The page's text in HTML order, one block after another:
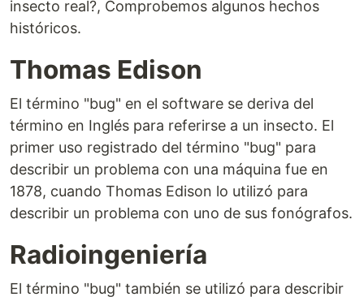
insecto real?, Comprobemos algunos hechos
históricos.
Thomas Edison
El término "bug" en el software se deriva del
término en Inglés para referirse a un insecto. El
primer uso registrado del término "bug" para
describir un problema con una máquina fue en
1878, cuando Thomas Edison lo utilizó para
describir un problema con uno de sus fonógrafos.
Radioingeniería
El término "bug" también se utilizó para describir